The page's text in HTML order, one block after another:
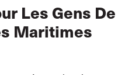
Les Gens De
Maritimes